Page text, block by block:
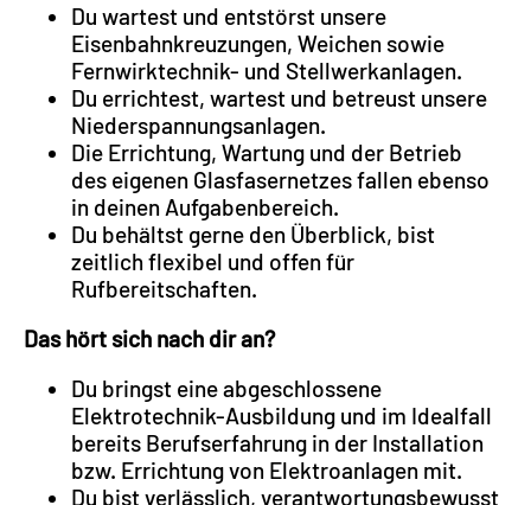
Du wartest und entstörst unsere
Eisenbahnkreuzungen, Weichen sowie
Fernwirktechnik- und Stellwerkanlagen.
Du errichtest, wartest und betreust unsere
Niederspannungsanlagen.
Die Errichtung, Wartung und der Betrieb
des eigenen Glasfasernetzes fallen ebenso
in deinen Aufgabenbereich.
Du behältst gerne den Überblick, bist
zeitlich flexibel und offen für
Rufbereitschaften.
Das hört sich nach dir an?
Du bringst eine abgeschlossene
Elektrotechnik-Ausbildung und im Idealfall
bereits Berufserfahrung in der Installation
bzw. Errichtung von Elektroanlagen mit.
Du bist verlässlich, verantwortungsbewusst